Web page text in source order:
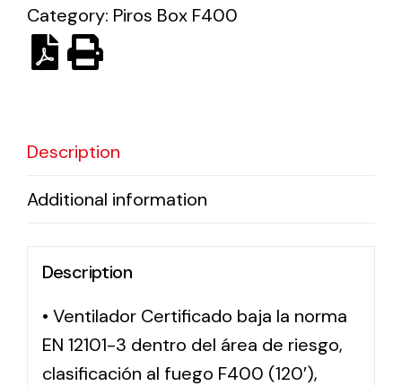
Solar lighting
Variety of solar solutions for all kinds of needs.
Category: Piros Box F400
Description
Additional information
Description
• Ventilador Certificado baja la norma
EN 12101-3 dentro del área de riesgo,
clasificación al fuego F400 (120′),